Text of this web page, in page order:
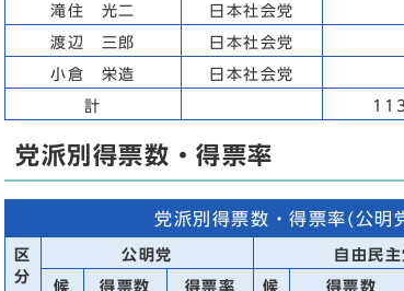
滝住 光二 日本社会党
渡辺 三郎 日本社会党
小倉 栄造 日本社会党
計
党派別得票数・得票率
党派別得票数・得票率(公明
区
分
公明党 自由民主
候
得票数 得票率
候
得票数